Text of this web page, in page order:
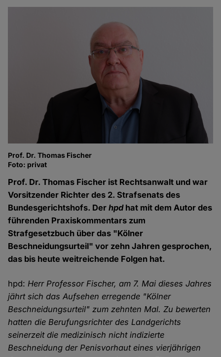
Prof. Dr. Thomas Fischer
Foto: privat
Prof. Dr. Thomas Fischer ist Rechtsanwalt und war
Vorsitzender Richter des 2. Strafsenats des
Bundesgerichtshofs. Derhpdhat mit dem Autor des
führenden Praxiskommentars zum
Strafgesetzbuch über das "Kölner
Beschneidungsurteil" vor zehn Jahren gesprochen,
das bis heute weitreichende Folgen hat.
hpd:Herr Professor Fischer, am 7. Mai dieses Jahres
jährt sich das Aufsehen erregende "Kölner
Beschneidungsurteil" zum zehnten Mal. Zu bewerten
hatten die Berufungsrichter des Landgerichts
seinerzeit die medizinisch nicht indizierte
Beschneidung der Penisvorhaut eines vierjährigen